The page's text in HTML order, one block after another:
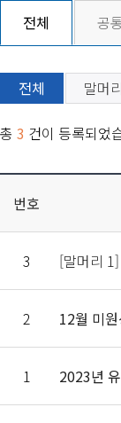
전체 공통
전체 말머
총 3 건이 등록되었
번호
3 [말머리 1]
2 12월 미
1 2023년